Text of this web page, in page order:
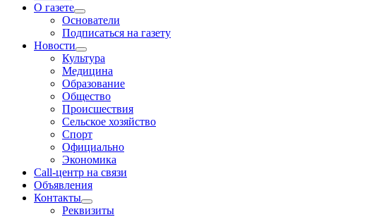
О газете
Основатели
Подписаться на газету
Новости
Культура
Медицина
Образование
Общество
Происшествия
Сельское хозяйство
Спорт
Официально
Экономика
Call-центр на связи
Объявления
Контакты
Реквизиты